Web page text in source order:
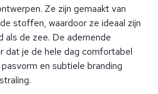
Ze zijn gemaakt van
stoffen, waardoor ze ideaal zijn
als de zee. De ademende
dat je de hele dag comfortabel
en subtiele branding